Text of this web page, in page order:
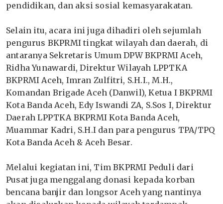
pendidikan, dan aksi sosial kemasyarakatan.
Selain itu, acara ini juga dihadiri oleh sejumlah
pengurus BKPRMI tingkat wilayah dan daerah, di
antaranya Sekretaris Umum DPW BKPRMI Aceh,
Ridha Yunawardi, Direktur Wilayah LPPTKA
BKPRMI Aceh, Imran Zulfitri, S.H.I., M.H.,
Komandan Brigade Aceh (Danwil), Ketua I BKPRMI
Kota Banda Aceh, Edy Iswandi ZA, S.Sos I, Direktur
Daerah LPPTKA BKPRMI Kota Banda Aceh,
Muammar Kadri, S.H.I dan para pengurus TPA/TPQ
Kota Banda Aceh & Aceh Besar.
Melalui kegiatan ini, Tim BKPRMI Peduli dari
Pusat juga menggalang donasi kepada korban
bencana banjir dan longsor Aceh yang nantinya